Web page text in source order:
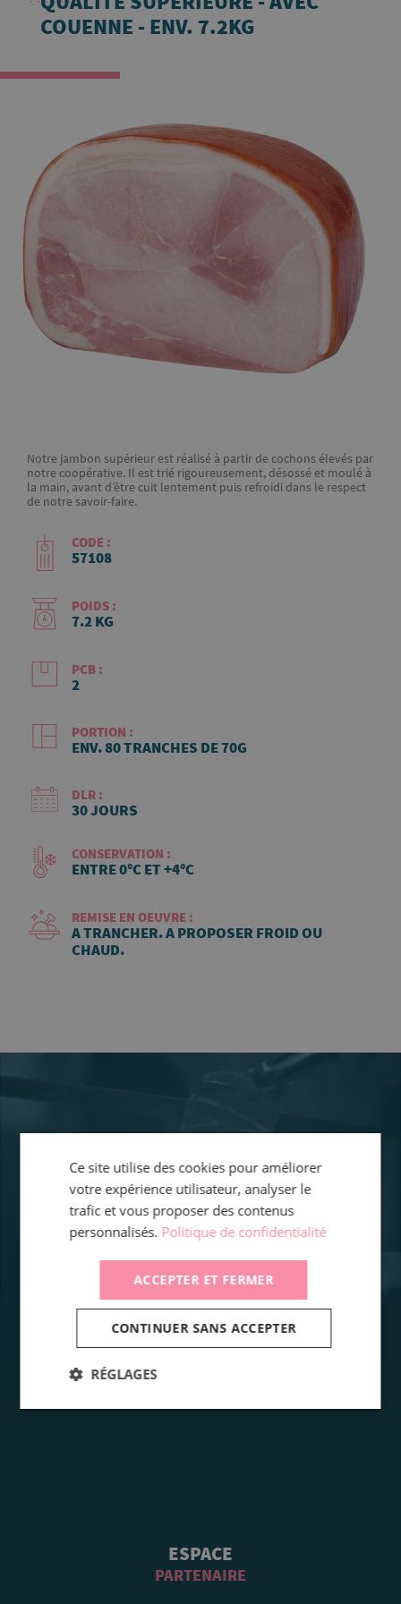
COUENNE - ENV. 7.2KG
Notre jambon supérieur est réalisé à partir de cochons élevés par
notre coopérative. Il est trié rigoureusement, désossé et moulé à
la main, avant d’être cuit lentement puis refroidi dans le respect
de notre savoir-faire.
CODE :
57108
POIDS :
7.2 KG
PCB :
2
PORTION :
ENV. 80 TRANCHES DE 70G
DLR :
30 JOURS
CONSERVATION :
ENTRE 0°C ET +4°C
REMISE EN OEUVRE :
A TRANCHER. A PROPOSER FROID OU
CHAUD.
ESPACE
PARTENAIRE
Ce site utilise des cookies pour améliorer
votre expérience utilisateur, analyser le
trafic et vous proposer des contenus
personnalisés. Politique de confidentialité
ACCEPTER ET FERMER
CONTINUER SANS ACCEPTER
RÉGLAGES